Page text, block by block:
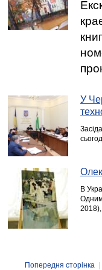
У
В
Одним
Попередня сторінка